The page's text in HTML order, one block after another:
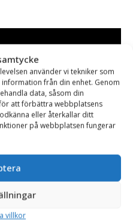
använder vi tekniker som
från din enhet. Genom
data, såsom din
att förbättra webbplatsens
eller återkallar ditt
på webbplatsen fungerar
villkor